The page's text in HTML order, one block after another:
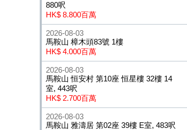
880呎
HK$ 8.800百萬
2026-08-03
馬鞍山 樟木頭83號 1樓
HK$ 4.000百萬
2026-08-03
馬鞍山 恒安村 第10座 恒星樓 32樓 14
室, 443呎
HK$ 2.700百萬
2026-08-03
馬鞍山 雅濤居 第02座 39樓 E室, 483呎